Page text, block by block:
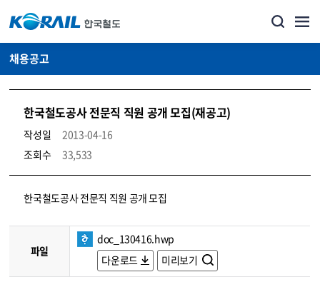
채용공고
한국철도공사 전문직 직원 공개 모집(재공고)
작성일
2013-04-16
조회수
33,533
코레일소개_경영공시_채용공고 상세보기 – 내용, 파일, 담당자 연락처로 구성
한국철도공사 전문직 직원 공개 모집
파일
doc_130416.hwp
다운로드
미리보기